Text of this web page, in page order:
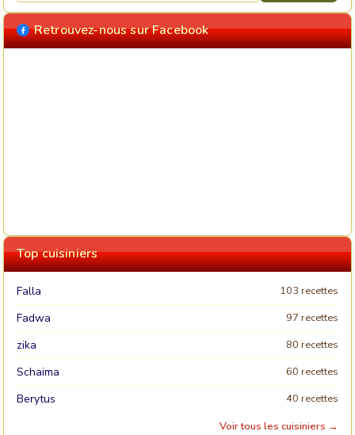
Retrouvez-nous sur Facebook
Top cuisiniers
Falla 103 recettes
Fadwa 97 recettes
zika 80 recettes
Schaima 60 recettes
Berytus
40 recettes
Voir tous les cuisiniers →